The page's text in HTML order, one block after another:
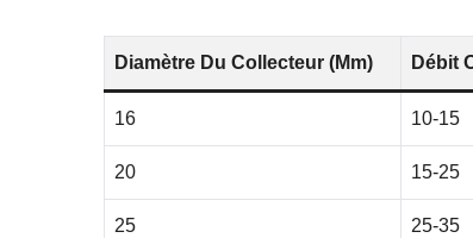
Diamètre Du Collecteur (mm) Débit
16 10-15
20 15-25
25 25-35